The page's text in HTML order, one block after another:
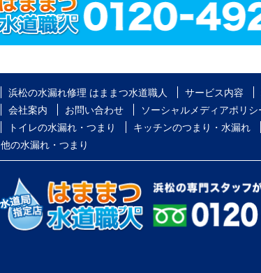
浜松の水漏れ修理 はままつ水道職人 サービス内容
会社案内
お問い合わせ
ソーシャルメディアポリシ
トイレの水漏れ・つまり
キッチンのつまり・水漏れ
他の水漏れ・つまり